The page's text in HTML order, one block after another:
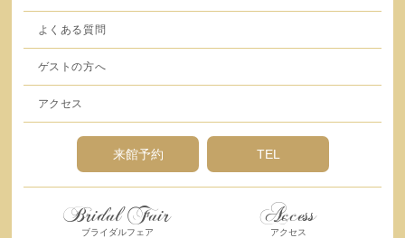
よくある質問
ゲストの方へ
アクセス
来館予約 TEL
Bridal Fair
ブライダルフェア
Access
アクセス